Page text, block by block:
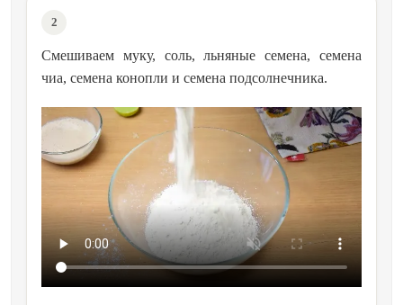
2
Смешиваем муку, соль, льняные семена, семена
чиа, семена конопли и семена подсолнечника.